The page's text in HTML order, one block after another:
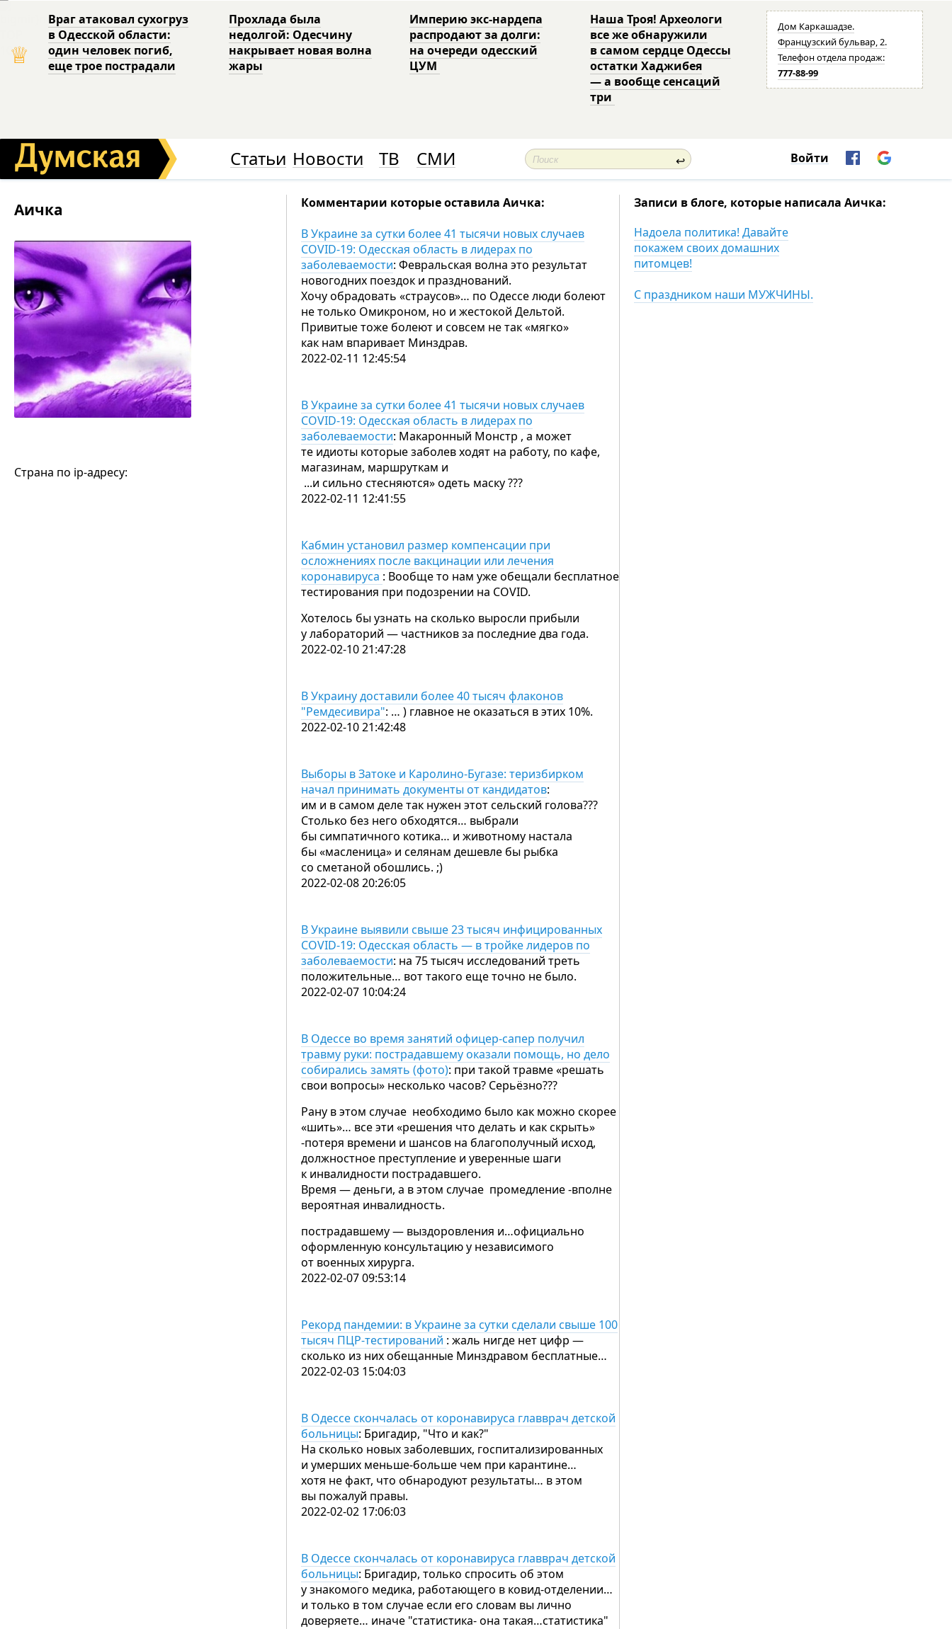
♕
Враг атаковал сухогруз
в Одесской области:
один человек погиб,
еще трое пострадали
Прохлада была
недолгой: Одесчину
накрывает новая волна
жары
Империю экс-нардепа
распродают за долги:
на очереди одесский
ЦУМ
Наша Троя! Археологи
все же обнаружили
в самом сердце Одессы
остатки Хаджибея
— а вообще сенсаций
три
Дом Каркашадзе.
Французский бульвар, 2.
Телефон отдела продаж:
777-88-99
Статьи Новости ТВ СМИ ↩ Войти
Аичка
Страна по ip-адресу:
Комментарии которые оставила Аичка:
В Украине за сутки более 41 тысячи новых случаев
COVID-19: Одесская область в лидерах по
заболеваемости: Февральская волна это результат
новогодних поездок и празднований.
Хочу обрадовать «страусов»… по Одессе люди болеют
не только Омикроном, но и жестокой Дельтой.
Привитые тоже болеют и совсем не так «мягко»
как нам впаривает Минздрав.
2022-02-11 12:45:54
В Украине за сутки более 41 тысячи новых случаев
COVID-19: Одесская область в лидерах по
заболеваемости: Макаронный Монстр , а может
те идиоты которые заболев ходят на работу, по кафе,
магазинам, маршруткам и
...и сильно стесняются» одеть маску ???
2022-02-11 12:41:55
Кабмин установил размер компенсации при
осложнениях после вакцинации или лечения
коронавируса : Вообще то нам уже обещали бесплатное
тестирования при подозрении на COVID.
Хотелось бы узнать на сколько выросли прибыли
у лабораторий — частников за последние два года.
2022-02-10 21:47:28
В Украину доставили более 40 тысяч флаконов
"Ремдесивира": … ) главное не оказаться в этих 10%.
2022-02-10 21:42:48
Выборы в Затоке и Каролино-Бугазе: теризбирком
начал принимать документы от кандидатов:
им и в самом деле так нужен этот сельский голова???
Столько без него обходятся… выбрали
бы симпатичного котика… и животному настала
бы «масленица» и селянам дешевле бы рыбка
со сметаной обошлись. ;)
2022-02-08 20:26:05
В Украине выявили свыше 23 тысяч инфицированных
COVID-19: Одесская область — в тройке лидеров по
заболеваемости: на 75 тысяч исследований треть
положительные… вот такого еще точно не было.
2022-02-07 10:04:24
В Одессе во время занятий офицер-сапер получил
травму руки: пострадавшему оказали помощь, но дело
собирались замять (фото): при такой травме «решать
свои вопросы» несколько часов? Серьёзно???
Рану в этом случае необходимо было как можно скорее
«шить»… все эти «решения что делать и как скрыть»
-потеря времени и шансов на благополучный исход,
должностное преступление и уверенные шаги
к инвалидности пострадавшего.
Время — деньги, а в этом случае промедление -вполне
вероятная инвалидность.
пострадавшему — выздоровления и…официально
оформленную консультацию у независимого
от военных хирурга.
2022-02-07 09:53:14
Рекорд пандемии: в Украине за сутки сделали свыше 100
тысяч ПЦР-тестирований : жаль нигде нет цифр —
сколько из них обещанные Минздравом бесплатные…
2022-02-03 15:04:03
В Одессе скончалась от коронавируса главврач детской
больницы: Бригадир, "Что и как?"
На сколько новых заболевших, госпитализированных
и умерших меньше-больше чем при карантине…
хотя не факт, что обнародуют результаты… в этом
вы пожалуй правы.
2022-02-02 17:06:03
В Одессе скончалась от коронавируса главврач детской
больницы: Бригадир, только спросить об этом
у знакомого медика, работающего в ковид-отделении…
и только в том случае если его словам вы лично
доверяете… иначе "статистика- она такая…статистика"
Записи в блоге, которые написала Аичка:
Надоела политика! Давайте
покажем своих домашних
питомцев!
С праздником наши МУЖЧИНЫ.